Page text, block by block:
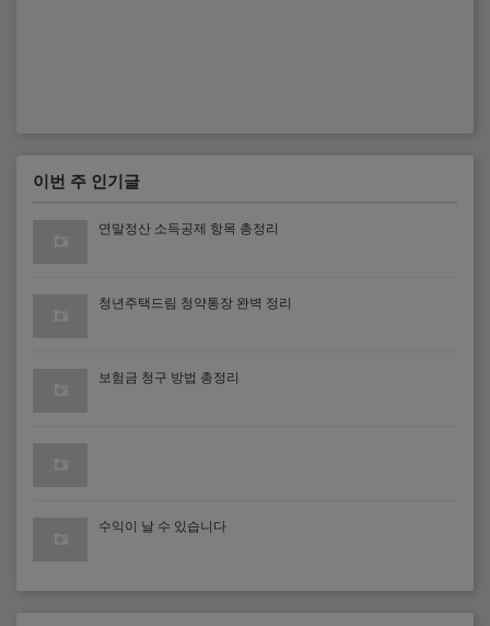
이번 주 인기글
연말정산 소득공제 항목 총정리
청년주택드림 청약통장 완벽 정리
보험금 청구 방법 총정리
수익이 날 수 있습니다